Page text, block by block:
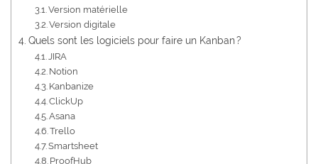
Version matérielle
Version digitale
Quels sont les logiciels pour faire un Kanban ?
JIRA
Notion
Kanbanize
ClickUp
Asana
Trello
Smartsheet
ProofHub